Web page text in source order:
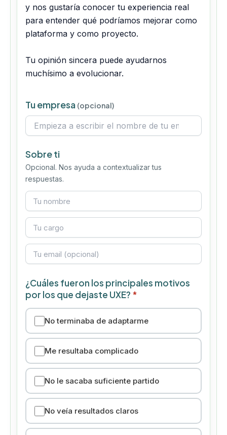
y nos gustaría conocer tu experiencia real
para entender qué podríamos mejorar como
plataforma y como proyecto.
Tu opinión sincera puede ayudarnos
muchísimo a evolucionar.
Tu empresa (opcional)
Sobre ti
Opcional. Nos ayuda a contextualizar tus
respuestas.
¿Cuáles fueron los principales motivos
por los que dejaste UXE? *
No terminaba de adaptarme
Me resultaba complicado
No le sacaba suficiente partido
No veía resultados claros